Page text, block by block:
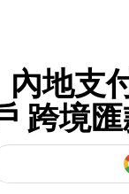
內地支
跨境